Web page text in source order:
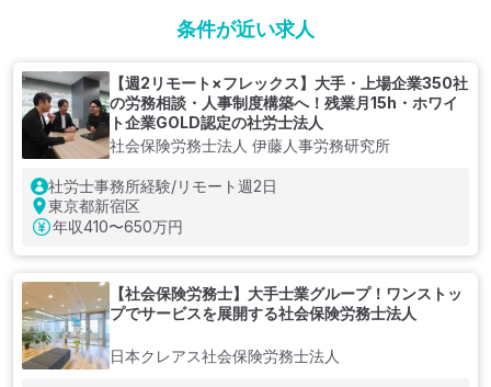
条件が近い求人
【週2リモート×フレックス】大手・上場企業350社
の労務相談・人事制度構築へ！残業月15h・ホワイ
ト企業GOLD認定の社労士法人
社会保険労務士法人 伊藤人事労務研究所
社労士事務所経験/リモート週2日
東京都新宿区
年収410〜650万円
【社会保険労務士】大手士業グループ！ワンストッ
プでサービスを展開する社会保険労務士法人
日本クレアス社会保険労務士法人